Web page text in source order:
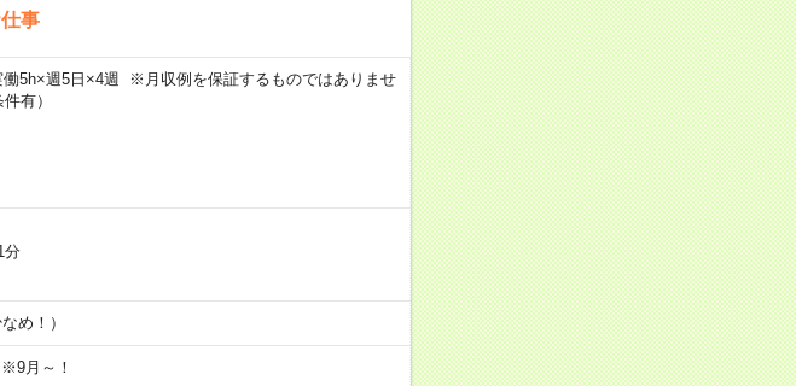
事
5h×週5日×4週 ※月収例を保証するものではありませ
有）
分
め！）
月～！